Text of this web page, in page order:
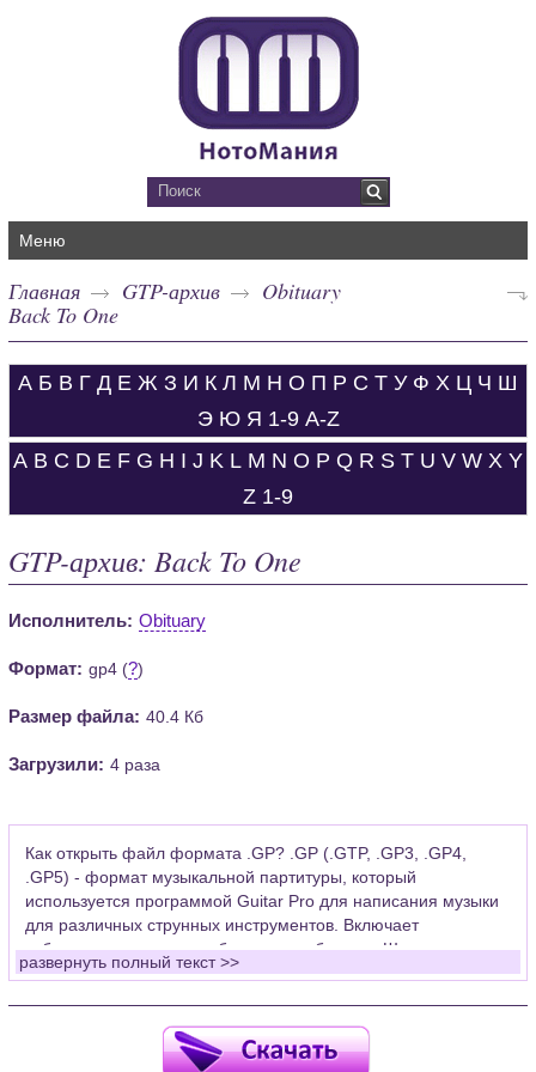
Меню
Главная GTP-архив
Obituary
Back To One
А Б В Г Д Е Ж З И К Л М Н О П Р С Т У Ф Х Ц Ч Ш
Э Ю Я 1-9 A-Z
A B C D E F G H I J K L M N O P Q R S T U V W X Y
Z 1-9
GTP-архив: Back To One
Исполнитель: Obituary
Формат: gp4 (?)
Размер файла: 40.4 Кб
Загрузили: 4 раза
Как открыть файл формата .GP? .GP (.GTP, .GP3, .GP4,
.GP5) - формат музыкальной партитуры, который
используется программой Guitar Pro для написания музыки
для различных струнных инструментов. Включает
табулатуры для гитары, бас-гитары, банджо. Широко
применяется для создания партитур, которые затем
Для открытия нот этого формата Вам необходимо
установить у себя на рабочем компьютере программу Guitar
развернуть полный текст >>